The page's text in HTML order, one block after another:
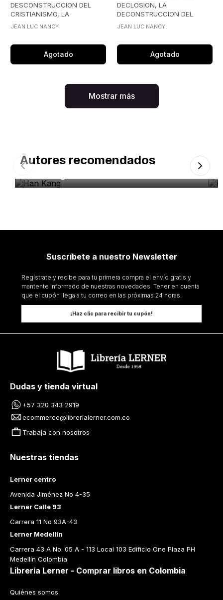
DESCONSTRUCCION DEL
CRISTIANISMO, LA
JEAN LUC NANCY
Agotado
DECLOSION, LA
DECONSTRUCCION DEL
CRISTIANISMO 1
JEAN LUC NANCY
Agotado
Mostrar más
Autores recomendados
Suscríbete a nuestro Newsletter
Regístrate y recibe para tu primera compra el envío gratis y
mantente informado de nuestras novedades. Tener en cuenta
que el cupón llega a tu correo en las próximas 24 horas.
¡Haz clic para recibir tu cupón!
Dudas y tienda virtual
+57 320 343 2919
ecommerce@librerialerner.com.co
Trabaja con nosotros
Nuestras tiendas
Lerner centro
Avenida Jiménez No 4-35
Lerner Calle 93
Carrera 11 No 93A-43
Lerner Medellín
Carrera 43 A No. 05 A - 113 Local 103 Edificio One Plaza PH
Medellín Colombia
Librería Lerner - Comprar libros en Colombia
Quiénes somos